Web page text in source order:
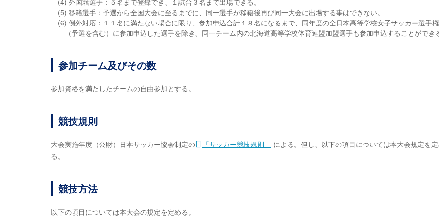
(4) 外国籍選手：５名まで登録でき、１試合３名まで出場できる。
(5) 移籍選手：予選から全国大会に至るまでに、同一選手が移籍後再び同一大会に出場する事はできない。
(6) 例外対応：１１名に満たない場合に限り、参加申込合計１８名になるまで、同年度の全日本高等学校女子サッカー選手
（予選を含む）に参加申込した選手を除き、同一チーム内の北海道高等学校体育連盟加盟選手も参加申込することができ
参加チーム及びその数
参加資格を満たしたチームの自由参加とする。
競技規則
大会実施年度（公財）日本サッカー協会制定の 「サッカー競技規則」
による。但し、以下の項目については本大会規定を
る。
競技方法
以下の項目については本大会の規定を定める。